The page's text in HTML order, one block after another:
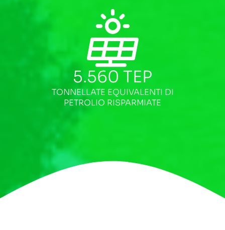
5.560 TEP
TONNELLATE EQUIVALENTI DI
PETROLIO RISPARMIATE